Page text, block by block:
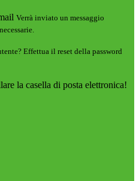
Verrà inviato un messaggio
Effettua il reset della password
la casella di posta elettronica!